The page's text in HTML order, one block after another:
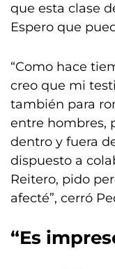
que esta clase
Espero que
“Como hace
creo que mi
también para
entre hombres,
dentro y fuera
dispuesto a
Reitero, pido
afecté”, cerró
“Es